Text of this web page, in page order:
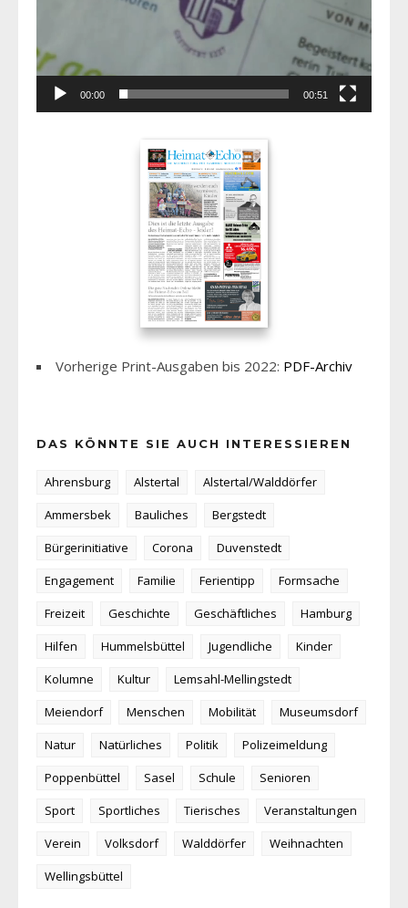
00:00 00:51
Vorherige Print-Ausgaben bis 2022: PDF-Archiv
DAS KÖNNTE SIE AUCH INTERESSIEREN
Ahrensburg Alstertal
Alstertal/Walddörfer
Ammersbek
Bauliches
Bergstedt
Bürgerinitiative
Corona
Duvenstedt
Engagement
Familie Ferientipp
Formsache
Freizeit
Geschichte Geschäftliches
Hamburg
Hilfen
Hummelsbüttel Jugendliche
Kinder
Kolumne
Kultur
Lemsahl-Mellingstedt
Meiendorf
Menschen Mobilität
Museumsdorf
Natur
Natürliches Politik
Polizeimeldung
Poppenbüttel
Sasel Schule
Senioren
Sport
Sportliches Tierisches
Veranstaltungen
Verein
Volksdorf Walddörfer
Weihnachten
Wellingsbüttel